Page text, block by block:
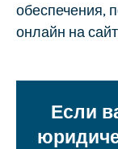
обеспечения,
онлайн на
Если